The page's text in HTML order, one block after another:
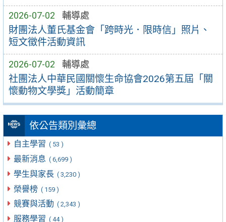
2026-07-02 輔導處
財團法人董氏基金會「跨時光．限時信」照片、
短文徵件活動資訊
2026-07-02 輔導處
社團法人中華民國關懷生命協會2026第五屆「關
懷動物文學獎」活動簡章
依公告類別彙總
自主學習 ( 53 )
最新消息 ( 6,699 )
學生與家長 ( 3,230 )
榮譽榜 ( 159 )
競賽與活動 ( 2,343 )
服務學習 ( 44 )